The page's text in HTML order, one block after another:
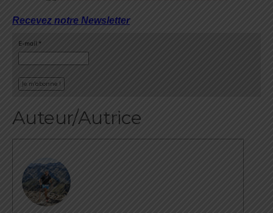
Recevez notre Newsletter
E-mail *
Auteur/Autrice